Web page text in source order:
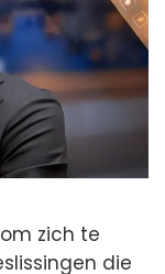
zich te
die